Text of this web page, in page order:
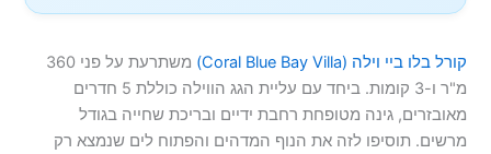
קורל בלו ביי וילה (Coral Blue Bay Villa)
משתרעת על פני 360
מ"ר ו-3 קומות. ביחד עם עליית הגג הווילה כוללת 5 חדרים
מאובזרים, גינה מטופחת רחבת ידיים ובריכת שחייה בגודל
מרשים. תוסיפו לזה את הנוף המדהים והפתוח לים שנמצא רק